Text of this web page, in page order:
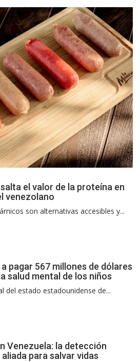
el valor de la proteína en
venezolano
son alternativas accesibles y...
pagar 567 millones de dólares
salud mental de los niños
del estado estadounidense de...
Venezuela: la detección
para salvar vidas